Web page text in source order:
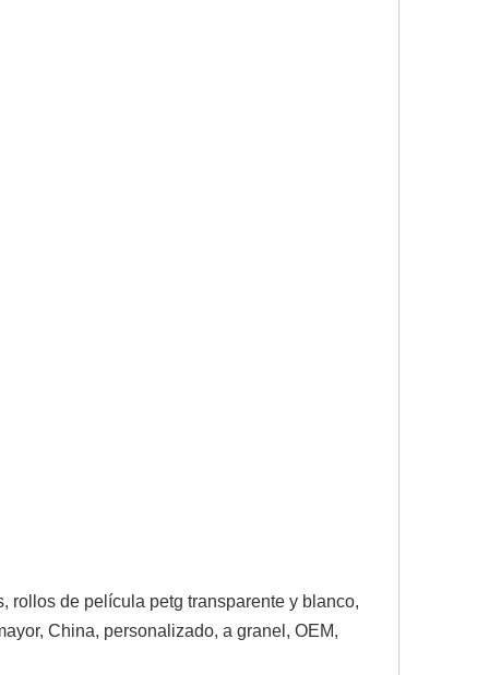
rollos de película petg transparente y blanco,
China, personalizado, a granel, OEM,